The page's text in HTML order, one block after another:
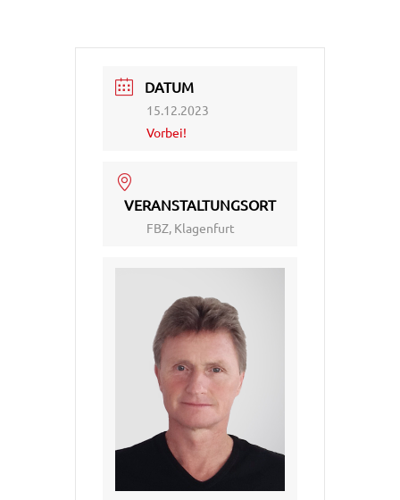
DATUM
15.12.2023
Vorbei!
VERANSTALTUNGSORT
FBZ, Klagenfurt